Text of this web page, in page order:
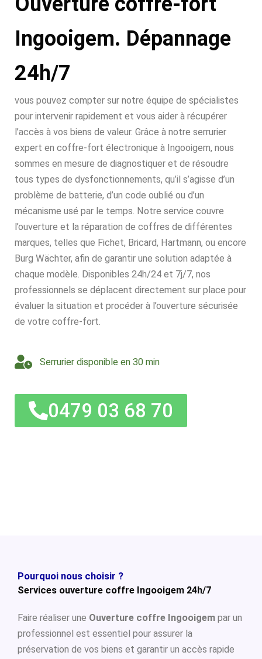
Ingooigem. Dépannage
24h/7
vous pouvez compter sur notre équipe de spécialistes
pour intervenir rapidement et vous aider à récupérer
l’accès à vos biens de valeur. Grâce à notre serrurier
expert en coffre-fort électronique à Ingooigem, nous
sommes en mesure de diagnostiquer et de résoudre
tous types de dysfonctionnements, qu’il s’agisse d’un
problème de batterie, d’un code oublié ou d’un
mécanisme usé par le temps. Notre service couvre
l’ouverture et la réparation de coffres de différentes
marques, telles que Fichet, Bricard, Hartmann, ou encore
Burg Wächter, afin de garantir une solution adaptée à
chaque modèle. Disponibles 24h/24 et 7j/7, nos
professionnels se déplacent directement sur place pour
évaluer la situation et procéder à l’ouverture sécurisée
de votre coffre-fort.
Serrurier disponible en 30 min
0479 03 68 70
Pourquoi nous choisir ?
Services ouverture coffre Ingooigem 24h/7
Faire réaliser une Ouverture coffre Ingooigem par un
professionnel est essentiel pour assurer la
préservation de vos biens et garantir un accès rapide